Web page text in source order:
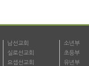
남선교회
실로선교회
요셉선교회
소년부
초등부
유년부